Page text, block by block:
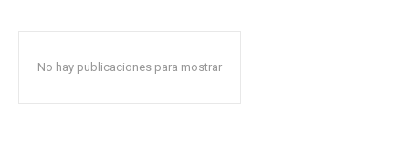
No hay publicaciones para mostrar